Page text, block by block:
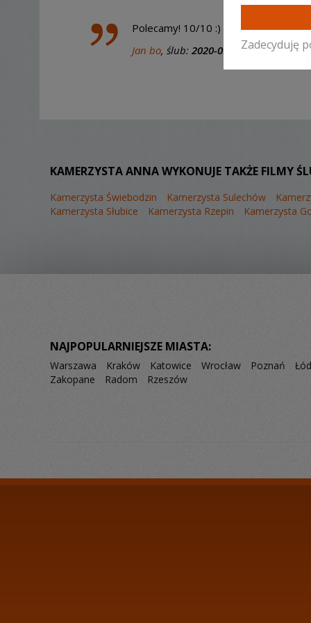
Polecamy! 10/10 :)
Jan bo, ślub: 2020-09-26
KAMERZYSTA ANNA WYKONUJE TAKŻE FILMY
Kamerzysta Świebodzin Kamerzysta Sulechów
Kamerzysta Słubice
Kamerzysta Rzepin Kamerzysta
NAJPOPULARNIEJSZE MIASTA:
Warszawa Kraków Katowice Wrocław Poznań
Zakopane
Radom Rzeszów
Zadecyduję